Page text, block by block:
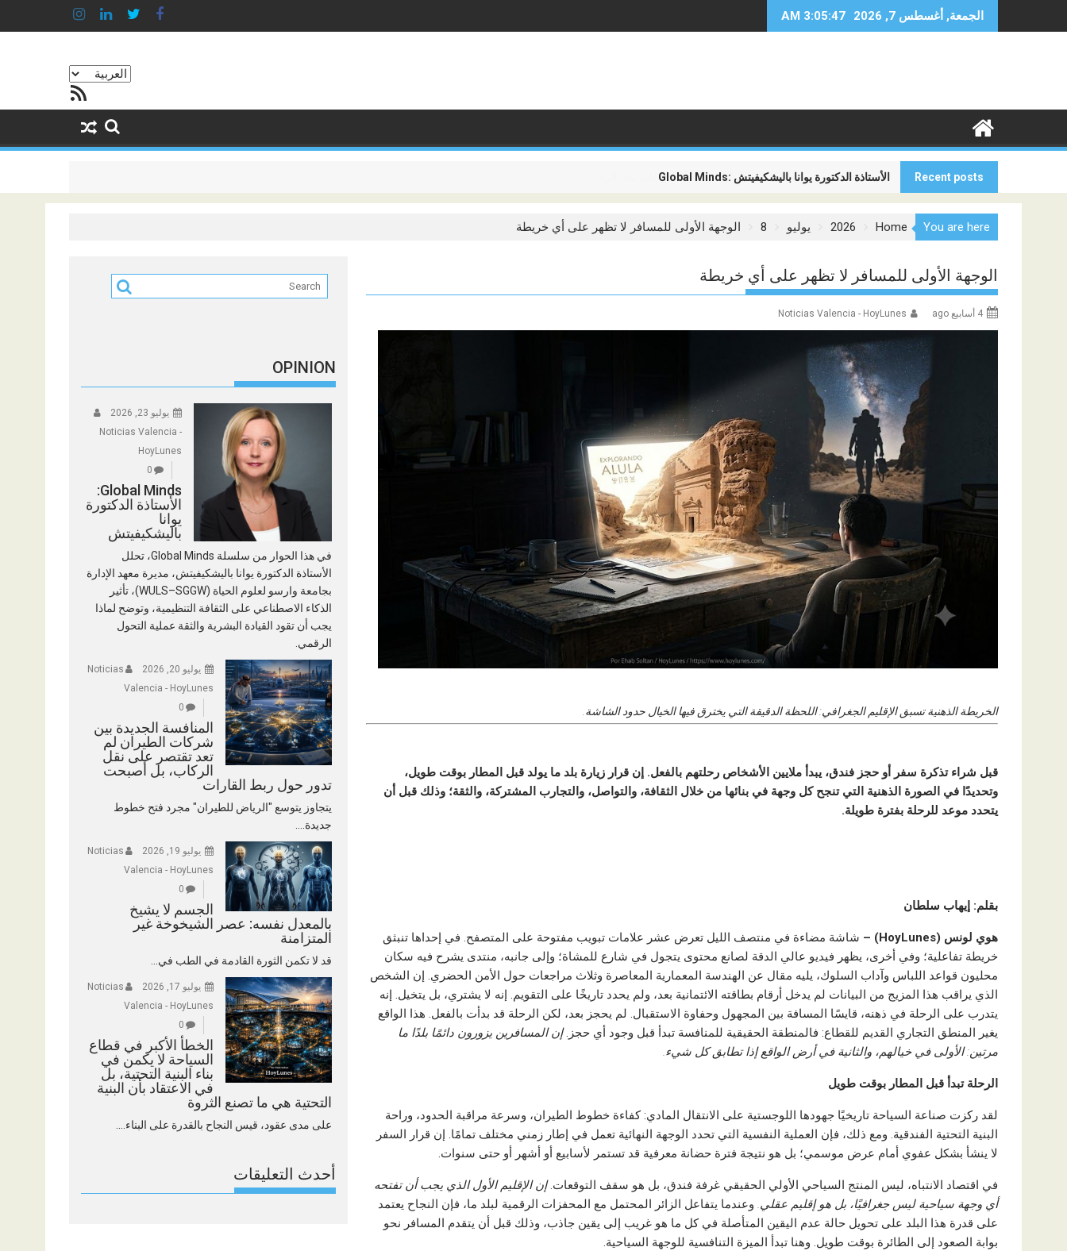
الجمعة, أغسطس 7, 2026 3:05:49 AM
اختر
خلاصة RSS
Recent posts Global Minds: الأستاذة الدكتورة يوانا باليشكيفيتش
المنافسة الجديدة بين شركات الطيران لم تعد تقتصر على نقل الركاب، بل أصبحت تدور حول ربط القارات
You are here
Home
2026 يوليو 8 الوجهة الأولى للمسافر لا تظهر على أي خريطة
الوجهة الأولى للمسافر لا تظهر على أي خريطة
4 أسابيع ago Noticias Valencia - HoyLunes
الخريطة الذهنية تسبق الإقليم الجغرافي: اللحظة الدقيقة التي يخترق فيها الخيال حدود الشاشة.
قبل شراء تذكرة سفر أو حجز فندق، يبدأ ملايين الأشخاص رحلتهم بالفعل. إن قرار زيارة بلد ما يولد قبل المطار بوقت طويل،
وتحديدًا في الصورة الذهنية التي تنجح كل وجهة في بنائها من خلال الثقافة، والتواصل، والتجارب المشتركة، والثقة؛ وذلك قبل أن
يتحدد موعد للرحلة بفترة طويلة.
بقلم: إيهاب سلطان
هوي لونس (HoyLunes) –
شاشة مضاءة في منتصف الليل تعرض عشر علامات تبويب مفتوحة على المتصفح. في إحداها تنبثق
خريطة تفاعلية؛ وفي أخرى، يظهر فيديو عالي الدقة لصانع محتوى يتجول في شارع للمشاة؛ وإلى جانبه، منتدى يشرح فيه سكان
محليون قواعد اللباس وآداب السلوك، يليه مقال عن الهندسة المعمارية المعاصرة وثلاث مراجعات حول الأمن الحضري. إن الشخص
الذي يراقب هذا المزيج من البيانات لم يدخل أرقام بطاقته الائتمانية بعد، ولم يحدد تاريخًا على التقويم. إنه لا يشتري، بل يتخيل. إنه
يتدرب على الرحلة في ذهنه، قايسًا المسافة بين المجهول وحفاوة الاستقبال. لم يحجز بعد، لكن الرحلة قد بدأت بالفعل. هذا الواقع
يغير المنطق التجاري القديم للقطاع: فالمنطقة الحقيقية للمنافسة تبدأ قبل وجود أي حجز.إن المسافرين يزورون دائمًا بلدًا ما
مرتين: الأولى في خيالهم، والثانية في أرض الواقع إذا تطابق كل شيء.
الرحلة تبدأ قبل المطار بوقت طويل
لقد ركزت صناعة السياحة تاريخيًا جهودها اللوجستية على الانتقال المادي: كفاءة خطوط الطيران، وسرعة مراقبة الحدود، وراحة
البنية التحتية الفندقية. ومع ذلك، فإن العملية النفسية التي تحدد الوجهة النهائية تعمل في إطار زمني مختلف تمامًا. إن قرار السفر
لا ينشأ بشكل عفوي أمام عرض موسمي؛ بل هو نتيجة فترة حضانة معرفية قد تستمر لأسابيع أو أشهر أو حتى سنوات.
في اقتصاد الانتباه، ليس المنتج السياحي الأولي الحقيقي غرفة فندق، بل هو سقف التوقعات.إن الإقليم الأول الذي يجب أن تفتحه
أي وجهة سياحية ليس جغرافيًا، بل هو إقليم عقلي. وعندما يتفاعل الزائر المحتمل مع المحفزات الرقمية لبلد ما، فإن النجاح يعتمد
على قدرة هذا البلد على تحويل حالة عدم اليقين المتأصلة في كل ما هو غريب إلى يقين جاذب، وذلك قبل أن يتقدم المسافر نحو
بوابة الصعود إلى الطائرة بوقت طويل. وهنا تبدأ الميزة التنافسية للوجهة السياحية.
OPINION
يوليو 23, 2026
Noticias Valencia -
HoyLunes
0
Global Minds:
الأستاذة الدكتورة
يوانا
باليشكيفيتش
في هذا الحوار من سلسلة Global Minds، تحلل
الأستاذة الدكتورة يوانا باليشكيفيتش، مديرة معهد الإدارة
بجامعة وارسو لعلوم الحياة (WULS–SGGW)، تأثير
الذكاء الاصطناعي على الثقافة التنظيمية، وتوضح لماذا
يجب أن تقود القيادة البشرية والثقة عملية التحول
الرقمي.
يوليو 20, 2026
Noticias
Valencia - HoyLunes
0
المنافسة الجديدة بين
شركات الطيران لم
تعد تقتصر على نقل
الركاب، بل أصبحت
تدور حول ربط القارات
يتجاوز يتوسع "الرياض للطيران" مجرد فتح خطوط
جديدة....
يوليو 19, 2026
Noticias
Valencia - HoyLunes
0
الجسم لا يشيخ
بالمعدل نفسه: عصر الشيخوخة غير
المتزامنة
قد لا تكمن الثورة القادمة في الطب في...
يوليو 17, 2026
Noticias
Valencia - HoyLunes
0
الخطأ الأكبر في قطاع
السياحة لا يكمن في
بناء البنية التحتية، بل
في الاعتقاد بأن البنية
التحتية هي ما تصنع الثروة
على مدى عقود، قيس النجاح بالقدرة على البناء....
أحدث التعليقات